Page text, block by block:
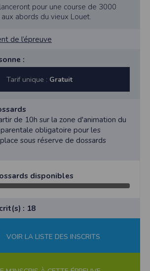
pour une course de 3000
abords du vieux Louet.
de l’épreuve
:
Tarif unique : Gratuit
de 10h sur la zone d'animation du
obligatoire pour les
sous réserve de dossards
disponibles
: 18
VOIR LA LISTE DES INSCRITS